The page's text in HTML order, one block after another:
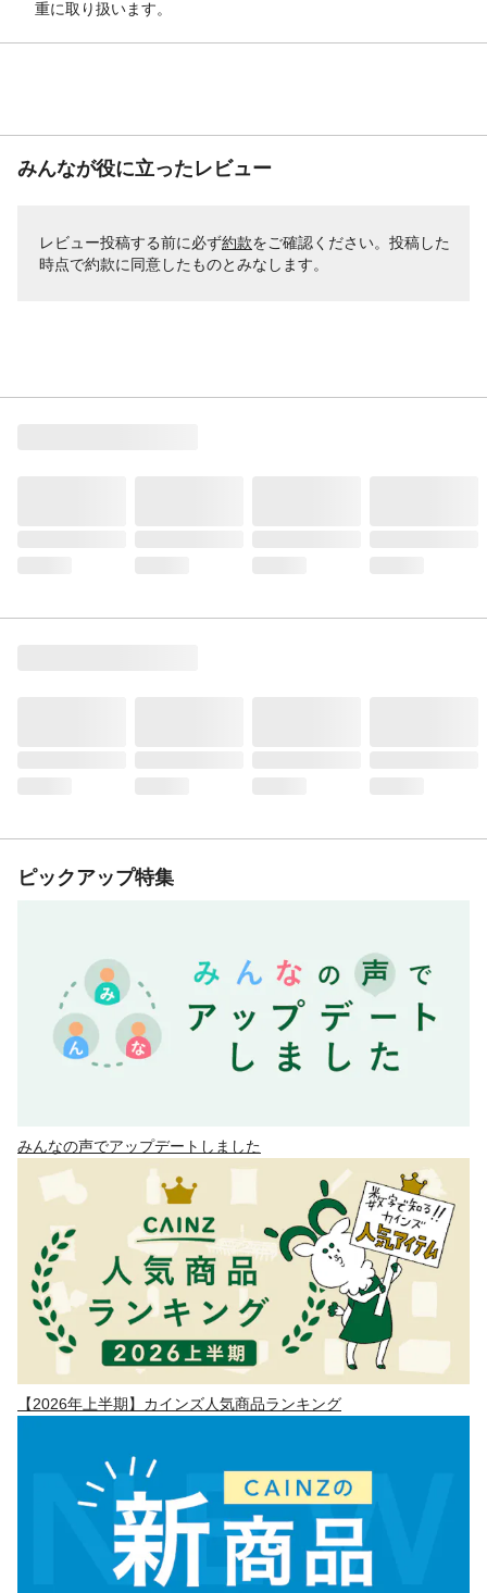
重に取り扱います。
みんなが役に立ったレビュー
レビュー投稿する前に必ず約款をご確認ください。投稿した
時点で約款に同意したものとみなします。
ピックアップ特集
みんなの声でアップデートしました
【2026年上半期】カインズ人気商品ランキング